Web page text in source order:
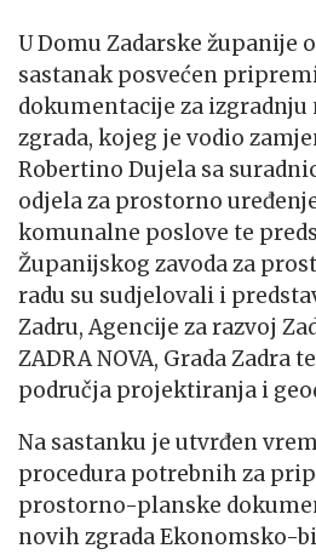
U Domu Zadarske županije
sastanak posvećen
dokumentacije za
zgrada, kojeg je vodio
Robertino Dujela sa
odjela za prostorno
komunalne poslove te
Županijskog zavoda za
radu su sudjelovali i
Zadru, Agencije za razvoj
ZADRA NOVA, Grada Zadra
područja projektiranja i
Na sastanku je utvrđen
procedura potrebnih za
prostorno-planske
novih zgrada Ekonomsko-